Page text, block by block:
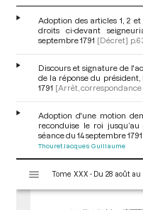
Adoption des articles 1, 2
droits ci-devant
septembre 1791 [Décret]
Discours et signature de
de la réponse du président,
1791 [Arrêt, correspondance
Adoption d'une motion
reconduise le roi
séance du 14 septembre 1791
Thouret Jacques Guillaume
s
Tome XXX - Du 28 août au